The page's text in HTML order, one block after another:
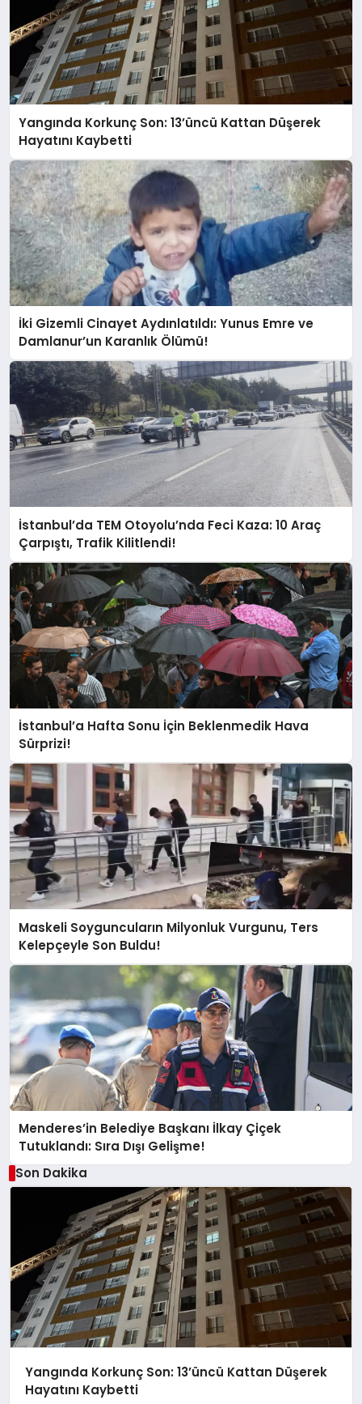
Yangında Korkunç Son: 13’üncü Kattan Düşerek
Hayatını Kaybetti
İki Gizemli Cinayet Aydınlatıldı: Yunus Emre ve
Damlanur’un Karanlık Ölümü!
İstanbul’da TEM Otoyolu’nda Feci Kaza: 10 Araç
Çarpıştı, Trafik Kilitlendi!
İstanbul’a Hafta Sonu İçin Beklenmedik Hava
Sürprizi!
Maskeli Soyguncuların Milyonluk Vurgunu, Ters
Kelepçeyle Son Buldu!
Menderes’in Belediye Başkanı İlkay Çiçek
Tutuklandı: Sıra Dışı Gelişme!
Son Dakika
Yangında Korkunç Son: 13’üncü Kattan Düşerek
Hayatını Kaybetti